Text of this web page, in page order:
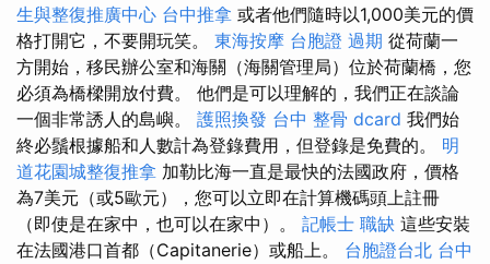
生與整復推廣中心 台中推拿 或者他們隨時以1,000美元的價
格打開它，不要開玩笑。 東海按摩 台胞證 過期 從荷蘭一
方開始，移民辦公室和海關（海關管理局）位於荷蘭橋，您
必須為橋樑開放付費。 他們是可以理解的，我們正在談論
一個非常誘人的島嶼。 護照換發 台中 整骨 dcard 我們始
終必鬚根據船和人數計為登錄費用，但登錄是免費的。 明
道花園城整復推拿 加勒比海一直是最快的法國政府，價格
為7美元（或5歐元），您可以立即在計算機碼頭上註冊
（即使是在家中，也可以在家中）。 記帳士 職缺 這些安裝
在法國港口首都（Capitanerie）或船上。 台胞證台北 台中